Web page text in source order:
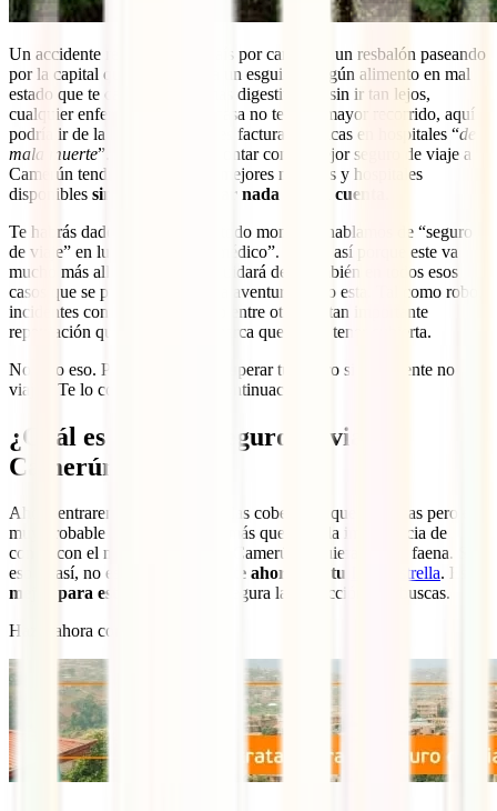
Un accidente recorriendo el país por carretera, un resbalón paseando
por la capital que te provocara un esguince, algún alimento en mal
estado que te causara problemas digestivos o, sin ir tan lejos,
cualquier enfermedad que en casa no tendría mayor recorrido, aquí
podría ir de la mano de enormes facturas médicas en hospitales “de
mala muerte”. En cambio, al contar con el mejor seguro de viaje a
Camerún tendrás acceso a los mejores médicos y hospitales
disponibles sin tener que pagar nada por tu cuenta
Te habrás dado cuenta que en todo momento hablamos de “seguro
de viaje” en lugar de “seguro médico”. Eso es así porque este va
mucho más allá de tu salud y cuidará de ti también en todos esos
casos que se pueden dar en una aventura como esta. Tal como robo,
incidentes con tus transportes o entre otras, la tan importante
repatriación que el MAEC remarca que debes tener cubierta.
No solo eso. Podrás incluso recuperar tu dinero si finalmente no
viajas. Te lo contamos todo a continuación.
¿Cuál es el mejor seguro de viaje a
Camerún?
Ahora entraremos en detalle en las coberturas que necesitas pero es
muy probable que tú ya tengas más que clara la importancia de
contar con el mejor seguro para Camerún y quieras ir por faena. Si
eso es así, no esperes más y
hazte ahora con tu IATI Estrella. Es
mejor para este destino
y te asegura la protección que buscas.
Hazte ahora con él: